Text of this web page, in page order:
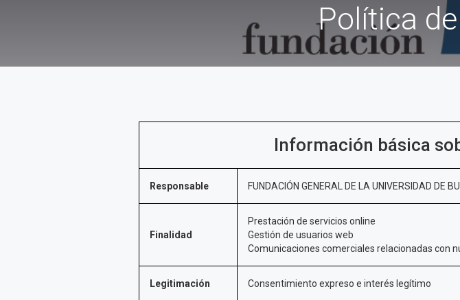
Política
Información básica
Responsable FUNDACIÓN GENERAL DE LA UNIVERSIDAD DE
Finalidad
Prestación de servicios online
Gestión de usuarios web
Comunicaciones comerciales relacionadas con
Legitimación Consentimiento expreso e interés legítimo